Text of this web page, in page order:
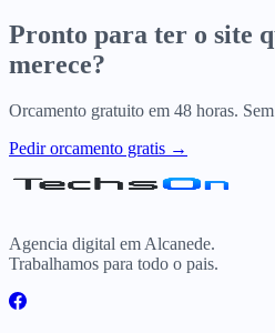
Pronto para ter o site
merece?
Orcamento gratuito em 48 horas.
Pedir orcamento gratis →
Agencia digital em Alcanede.
Trabalhamos para todo o pais.